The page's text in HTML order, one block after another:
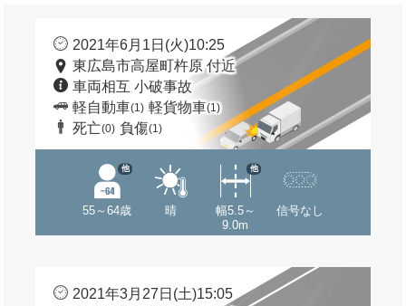
2021年6月1日(火)10:25
東広島市高屋町杵原 付近
車両相互 小破事故
軽自動車(1) 軽貨物車(1)
死亡(0) 負傷(1)
55～64歳
他
晴
幅5.5～
9.0m
他
信号なし
2021年3月27日(土)15:05